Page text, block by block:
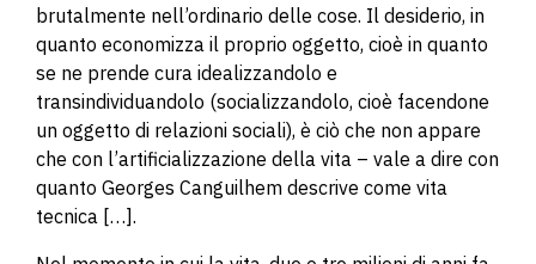
brutalmente nell’ordinario delle cose. Il desiderio, in
quanto economizza il proprio oggetto, cioè in quanto
se ne prende cura idealizzandolo e
transindividuandolo (socializzandolo, cioè facendone
un oggetto di relazioni sociali), è ciò che non appare
che con l’artificializzazione della vita – vale a dire con
quanto Georges Canguilhem descrive come vita
tecnica […].